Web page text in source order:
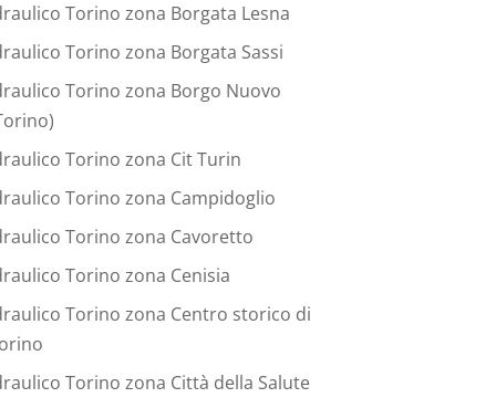
Torino zona Borgata Lesna
Torino zona Borgata Sassi
Torino zona Borgo Nuovo
Torino zona Cit Turin
Torino zona Campidoglio
Torino zona Cavoretto
Torino zona Cenisia
Torino zona Centro storico di
Torino zona Città della Salute